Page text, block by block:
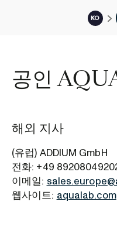
KO
공인
해외 지사
(유럽) ADDIUM GmbH
전화: +49
이메일:
웹사이트: aqualab.com